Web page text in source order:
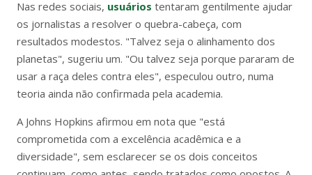
Nas redes sociais, usuários tentaram gentilmente ajudar
os jornalistas a resolver o quebra-cabeça, com
resultados modestos. "Talvez seja o alinhamento dos
planetas", sugeriu um. "Ou talvez seja porque pararam de
usar a raça deles contra eles", especulou outro, numa
teoria ainda não confirmada pela academia.
A Johns Hopkins afirmou em nota que "está
comprometida com a excelência acadêmica e a
diversidade", sem esclarecer se os dois conceitos